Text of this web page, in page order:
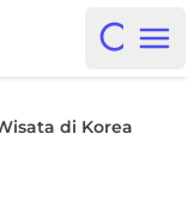
Open
di Korea